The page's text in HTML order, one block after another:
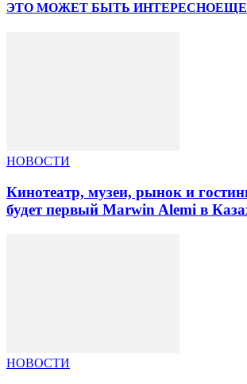
ЭТО МОЖЕТ БЫТЬ ИНТЕРЕСНОЕЩЕ
НОВОСТИ
Кинотеатр, музеи, рынок и
будет первый Marwin Alemi в
НОВОСТИ